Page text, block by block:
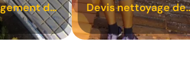
de
Devis nettoyage de
toiture 31